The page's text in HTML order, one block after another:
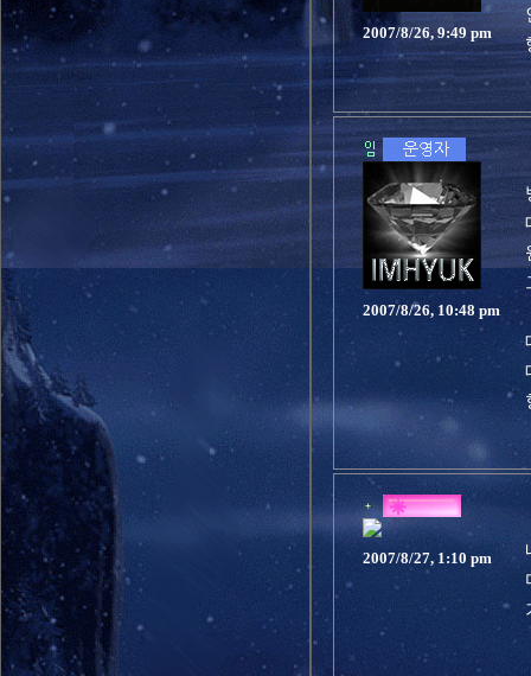
2007/8/26, 9:49 pm
2007/8/26, 10:48 pm
2007/8/27, 1:10 pm